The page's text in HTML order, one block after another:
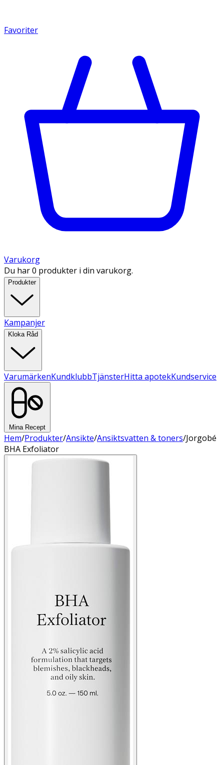
Favoriter
Varukorg
Du har 0 produkter i din varukorg.
Produkter
Kampanjer
Kloka Råd
VarumärkenKundklubbTjänsterHitta apotekKundservice
Mina Recept
Hem/Produkter/Ansikte/Ansiktsvatten & toners/Jorgobé
BHA Exfoliator